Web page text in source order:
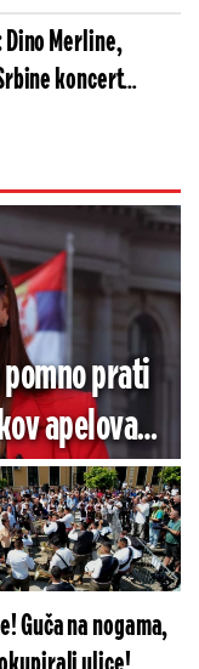
Srbija je
iskorak
Merline,
koncert
prati
apelovala
rekla o
vozila
Guča na nogama,